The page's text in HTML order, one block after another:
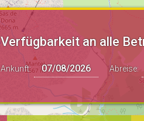
Verfügbarkeit an alle
Ankunft: Abreise: